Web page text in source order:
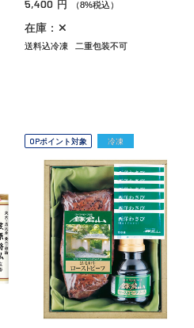
5,400 円 （8%税込）
在庫：✕
送料込冷凍 二重包装不可
OPポイント対象 冷凍